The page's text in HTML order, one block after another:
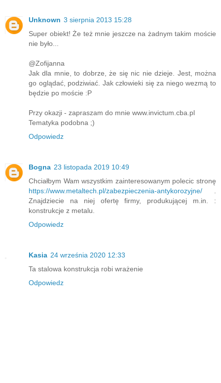
Unknown 3 sierpnia 2013 15:28
Super obiekt! Że też mnie jeszcze na żadnym takim moście
nie było...
@Zofijanna
Jak dla mnie, to dobrze, że się nic nie dzieje. Jest, można
go oglądać, podziwiać. Jak człowieki się za niego wezmą to
będzie po moście :P
Przy okazji - zapraszam do mnie www.invictum.cba.pl
Tematyka podobna ;)
Odpowiedz
Bogna 23 listopada 2019 10:49
Chciałbym Wam wszystkim zainteresowanym polecic stronę
https://www.metaltech.pl/zabezpieczenia-antykorozyjne/ .
Znajdziecie na niej ofertę firmy, produkującej m.in. :
konstrukcje z metalu.
Odpowiedz
Kasia 24 września 2020 12:33
Ta stalowa konstrukcja robi wrażenie
Odpowiedz